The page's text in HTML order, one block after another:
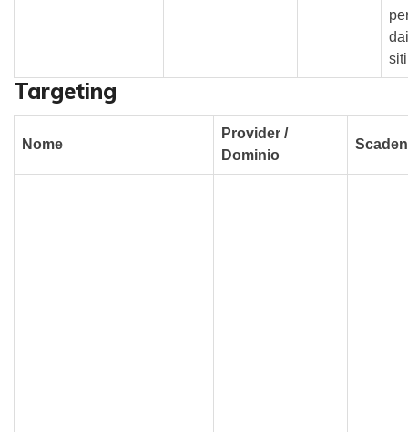
Targeting
Nome
Provider /
Dominio